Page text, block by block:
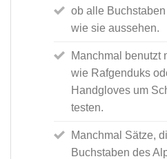
ob alle
wie sie aussehen.
Manchmal benutzt
wie Rafgenduks
Handgloves um
testen.
Manchmal Sätze,
Buchstaben des